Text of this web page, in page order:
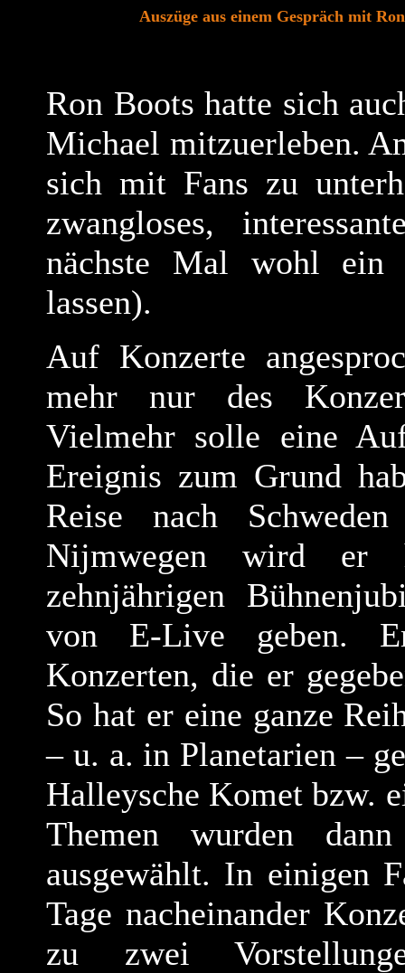
Auszüge aus einem Gespräch mit
Ron Boots hatte sich
Michael mitzuerleben.
sich mit Fans zu
zwangloses,
nächste Mal wohl ein
lassen).
Auf Konzerte
mehr nur des
Vielmehr solle eine
Ereignis zum Grund
Reise nach
Nijmwegen wird er
zehnjährigen
von E-Live geben.
Konzerten, die er
So hat er eine ganze
– u. a. in Planetarien –
Halleysche Komet bzw.
Themen wurden
ausgewählt. In einigen
Tage nacheinander
zu zwei